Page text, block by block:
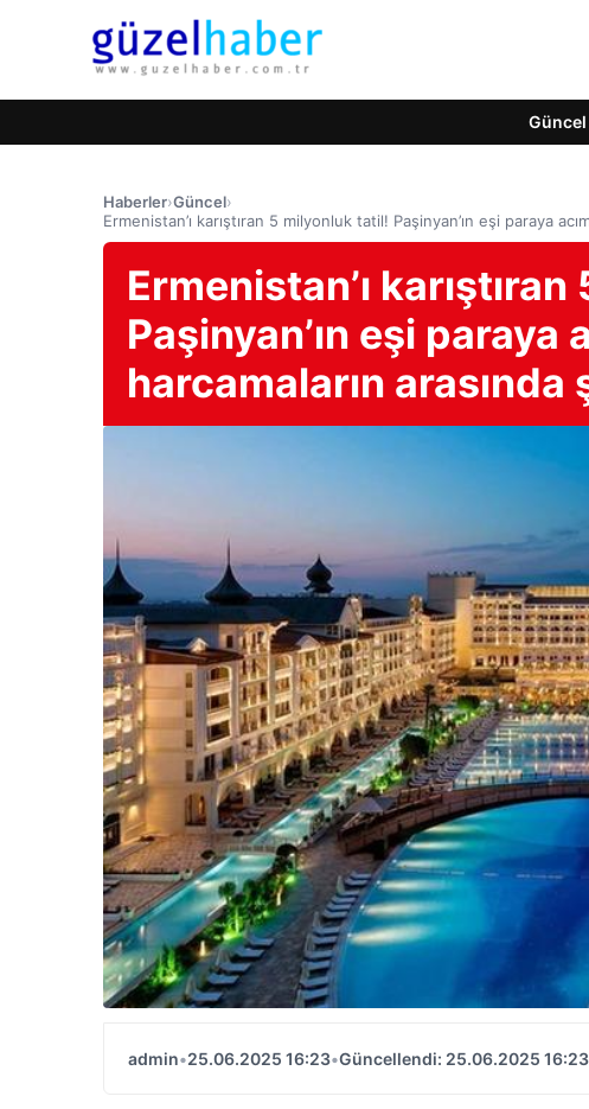
Haberler›Güncel›
Ermenistan’ı karıştıran 5 milyonluk tatil! Paşinyan’ın eşi paraya
Ermenistan’ı
Paşinyan’ın eşi paraya
harcamaların
admin•25.06.2025 16:23•Güncellendi: 25.06.2025 16:23